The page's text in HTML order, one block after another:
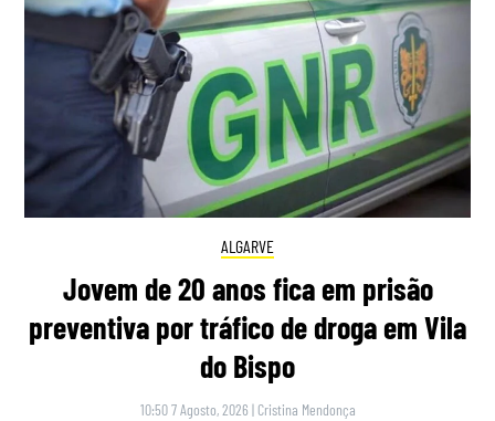
ALGARVE
Jovem de 20 anos fica em prisão
preventiva por tráfico de droga em Vila
do Bispo
10:50 7 Agosto, 2026 | Cristina Mendonça